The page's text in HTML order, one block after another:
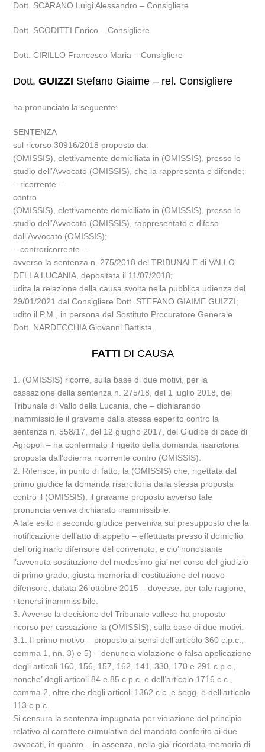
Dott. SCARANO Luigi Alessandro – Consigliere
Dott. SCODITTI Enrico – Consigliere
Dott. CIRILLO Francesco Maria – Consigliere
Dott.GUIZZI Stefano Giaime – rel. Consigliere
ha pronunciato la seguente:
SENTENZA
sul ricorso 30916/2018 proposto da:
(OMISSIS), elettivamente domiciliata in (OMISSIS), presso lo
studio dell’Avvocato (OMISSIS), che la rappresenta e difende;
– ricorrente –
contro
(OMISSIS), elettivamente domiciliato in (OMISSIS), presso lo
studio dell’Avvocato (OMISSIS), rappresentato e difeso
dall’Avvocato (OMISSIS);
– controricorrente –
avverso la sentenza n. 275/2018 del TRIBUNALE di VALLO
DELLA LUCANIA, depositata il 11/07/2018;
udita la relazione della causa svolta nella pubblica udienza del
29/01/2021 dal Consigliere Dott. STEFANO GIAIME GUIZZI;
udito il P.M., in persona del Sostituto Procuratore Generale
Dott. NARDECCHIA Giovanni Battista.
FATTI DI CAUSA
1. (OMISSIS) ricorre, sulla base di due motivi, per la
cassazione della sentenza n. 275/18, del 1 luglio 2018, del
Tribunale di Vallo della Lucania, che – dichiarando
inammissibile il gravame dalla stessa esperito contro la
sentenza n. 558/17, del 12 giugno 2017, del Giudice di pace di
Agropoli – ha confermato il rigetto della domanda risarcitoria
proposta dall’odierna ricorrente contro (OMISSIS).
2. Riferisce, in punto di fatto, la (OMISSIS) che, rigettata dal
primo giudice la domanda risarcitoria dalla stessa proposta
contro il (OMISSIS), il gravame proposto avverso tale
pronuncia veniva dichiarato inammissibile.
A tale esito il secondo giudice perveniva sul presupposto che la
notificazione dell’atto di appello – effettuata presso il domicilio
dell’originario difensore del convenuto, e cio’ nonostante
l’avvenuta sostituzione del medesimo gia’ nel corso del giudizio
di primo grado, giusta memoria di costituzione del nuovo
difensore, datata 26 ottobre 2015 – dovesse, per tale ragione,
ritenersi inammissibile.
3. Avverso la decisione del Tribunale vallese ha proposto
ricorso per cassazione la (OMISSIS), sulla base di due motivi.
3.1. Il primo motivo – proposto ai sensi dell’articolo 360 c.p.c.,
comma 1, nn. 3) e 5) – denuncia violazione o falsa applicazione
degli articoli 160, 156, 157, 162, 141, 330, 170 e 291 c.p.c.,
nonche’ degli articoli 84 e 85 c.p.c. e dell’articolo 1716 c.c.,
comma 2, oltre che degli articoli 1362 c.c. e segg. e dell’articolo
113 c.p.c..
Si censura la sentenza impugnata per violazione del principio
relativo al carattere cumulativo del mandato conferito ai due
avvocati, in quanto – in assenza, nella gia’ ricordata memoria di